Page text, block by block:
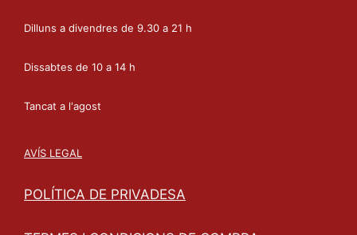
Dilluns a divendres de 9.30 a 21 h
Dissabtes de 10 a 14 h
Tancat a l'agost
AVÍS LEGAL
POLÍTICA DE PRIVADESA